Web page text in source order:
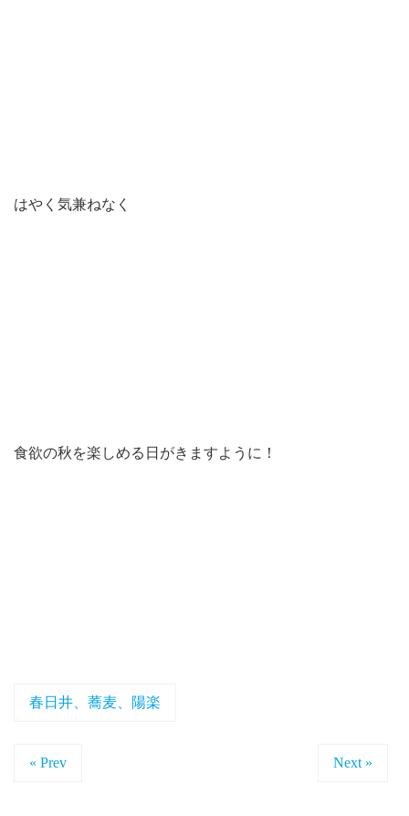
はやく気兼ねなく
食欲の秋を楽しめる日がきますように！
春日井、蕎麦、陽楽
« Prev Next »